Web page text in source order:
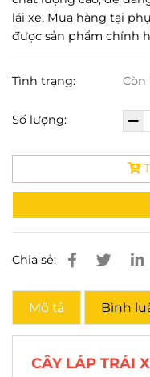
lái xe. Mua hàng tại
được sản phẩm chính
Tình trạng: Còn
Số lượng:
Chia sẻ:
Mô tả Bình
CÂY LÁP TRÁI